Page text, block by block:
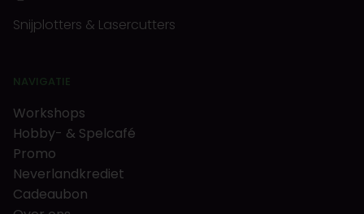
Snijplotters & Lasercutters
NAVIGATIE
Workshops
Hobby- & Spelcafé
Promo
Neverlandkrediet
Cadeaubon